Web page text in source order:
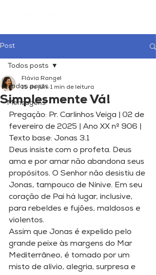
Post
Todos posts
Mensagens
Todos posts
Simplesmente Vá!
Flávia Rangel
15 de jun. 1 min de leitura
Pregação: Pr. Carlinhos Veiga | 02 de
fevereiro de 2025 | Ano XX nº 906 |
Texto base: Jonas 3.1
Deus insiste com o profeta. Deus
ama e por amar não abandona seus
propósitos. O Senhor não desistiu de
Jonas, tampouco de Nínive. Em seu
coração de Pai há lugar, inclusive,
para rebeldes e fujões, maldosos e
violentos.
Assim que Jonas é expelido pelo
grande peixe às margens do Mar
Mediterrâneo, é tomado por um
misto de alívio, alegria, surpresa e